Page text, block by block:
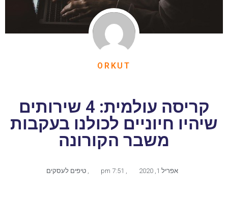
ORKUT
קריסה עולמית: 4 שירותים
שיהיו חיוניים לכולנו בעקבות
משבר הקורונה
אפריל 1, 2020 טיפים לעסקים